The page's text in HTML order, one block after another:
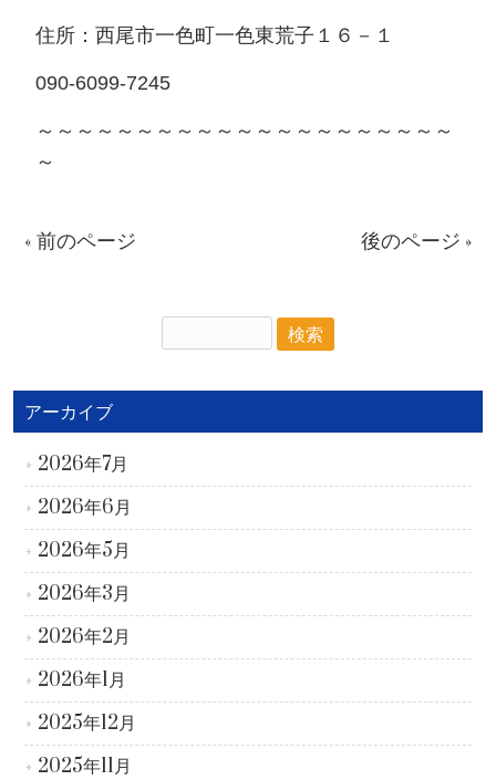
住所：西尾市一色町一色東荒子１６－１
090-6099-7245
～～～～～～～～～～～～～～～～～～～～～
～
« 前のページ 後のページ »
アーカイブ
2026年7月
2026年6月
2026年5月
2026年3月
2026年2月
2026年1月
2025年12月
2025年11月